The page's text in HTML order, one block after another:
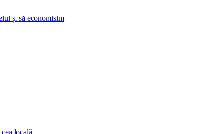
și să economisim
locală